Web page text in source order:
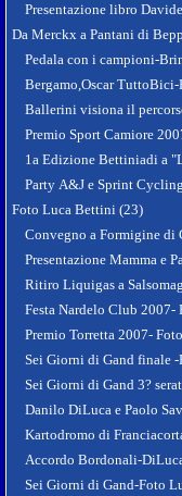
Presentazione libro
Da Merckx a Pantani di
Pedala con i campioni-
Bergamo,Oscar
Ballerini visiona il
Premio Sport Camiore
1a Edizione Bettiniadi a
Party A&J e Sprint
Foto Luca Bettini (23)
Convegno a Formigine di
Presentazione Mamma e
Ritiro Liquigas a
Festa Nardelo Club
Premio Torretta 2007-
Sei Giorni di Gand finale
Sei Giorni di Gand 3?
Danilo DiLuca e Paolo
Kartodromo di
Accordo Bordonali-
Sei Giorni di Gand-Foto